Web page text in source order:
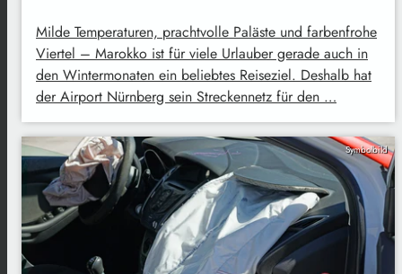
Milde Temperaturen, prachtvolle Paläste und farbenfrohe
Viertel – Marokko ist für viele Urlauber gerade auch in
den Wintermonaten ein beliebtes Reiseziel. Deshalb hat
der Airport Nürnberg sein Streckennetz für den …
Symbolbild